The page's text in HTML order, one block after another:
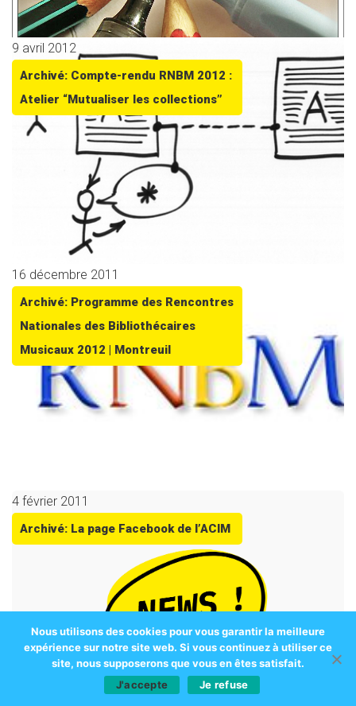
9 avril 2012
Archivé: Compte-rendu RNBM 2012 :
Atelier “Mutualiser les collections”
16 décembre 2011
Archivé: Programme des Rencontres
Nationales des Bibliothécaires
Musicaux 2012 | Montreuil
4 février 2011
Archivé: La page Facebook de l’ACIM
Nous utilisons des cookies pour vous garantir la meilleure
expérience sur notre site web. Si vous continuez à utiliser ce
site, nous supposerons que vous en êtes satisfait.
J'accepte
Je refuse